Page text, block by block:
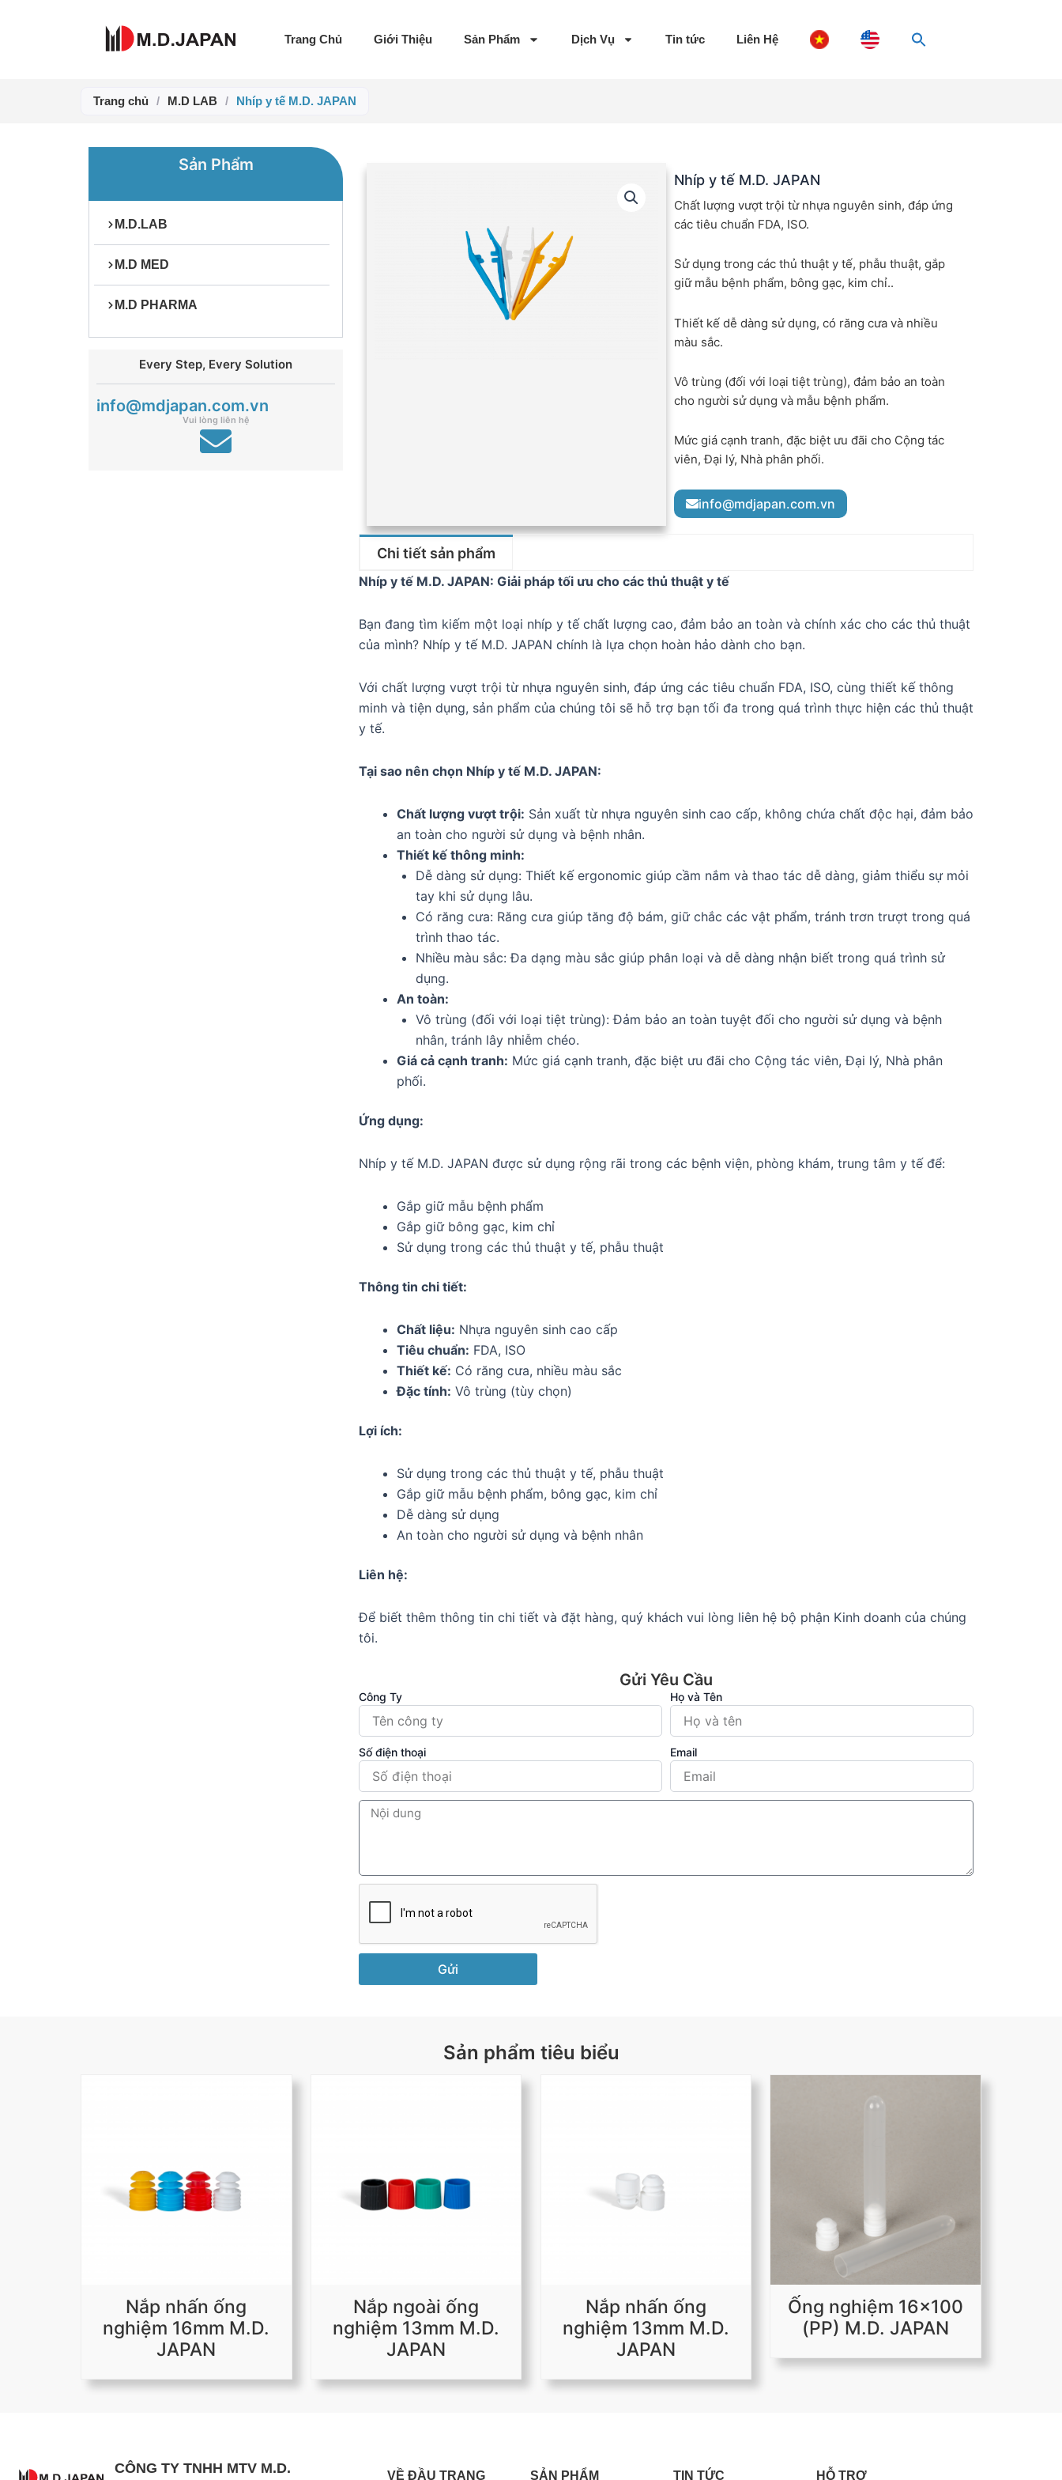
Trang Chủ Giới Thiệu Sản Phẩm Dịch Vụ Tin tức Liên Hệ
Trang chủ / M.D LAB / Nhíp y tế M.D. JAPAN
Sản Phẩm
M.D.LAB
M.D MED
M.D PHARMA
Every Step, Every Solution
info@mdjapan.com.vn
Vui lòng liên hệ
Nhíp y tế M.D. JAPAN
Chất lượng vượt trội từ nhựa nguyên sinh, đáp ứng
các tiêu chuẩn FDA, ISO.
Sử dụng trong các thủ thuật y tế, phẫu thuật, gắp
giữ mẫu bệnh phẩm, bông gạc, kim chỉ..
Thiết kế dễ dàng sử dụng, có răng cưa và nhiều
màu sắc.
Vô trùng (đối với loại tiệt trùng), đảm bảo an toàn
cho người sử dụng và mẫu bệnh phẩm.
Mức giá cạnh tranh, đặc biệt ưu đãi cho Cộng tác
viên, Đại lý, Nhà phân phối.
info@mdjapan.com.vn
Chi tiết sản phẩm
Nhíp y tế M.D. JAPAN: Giải pháp tối ưu cho các thủ thuật y tế
Bạn đang tìm kiếm một loại nhíp y tế chất lượng cao, đảm bảo an toàn và chính xác cho các thủ thuật
của mình? Nhíp y tế M.D. JAPAN chính là lựa chọn hoàn hảo dành cho bạn.
Với chất lượng vượt trội từ nhựa nguyên sinh, đáp ứng các tiêu chuẩn FDA, ISO, cùng thiết kế thông
minh và tiện dụng, sản phẩm của chúng tôi sẽ hỗ trợ bạn tối đa trong quá trình thực hiện các thủ thuật
y tế.
Tại sao nên chọn Nhíp y tế M.D. JAPAN:
Chất lượng vượt trội: Sản xuất từ nhựa nguyên sinh cao cấp, không chứa chất độc hại, đảm bảo
an toàn cho người sử dụng và bệnh nhân.
Thiết kế thông minh:
Dễ dàng sử dụng: Thiết kế ergonomic giúp cầm nắm và thao tác dễ dàng, giảm thiểu sự mỏi
tay khi sử dụng lâu.
Có răng cưa: Răng cưa giúp tăng độ bám, giữ chắc các vật phẩm, tránh trơn trượt trong quá
trình thao tác.
Nhiều màu sắc: Đa dạng màu sắc giúp phân loại và dễ dàng nhận biết trong quá trình sử
dụng.
An toàn:
Vô trùng (đối với loại tiệt trùng): Đảm bảo an toàn tuyệt đối cho người sử dụng và bệnh
nhân, tránh lây nhiễm chéo.
Giá cả cạnh tranh: Mức giá cạnh tranh, đặc biệt ưu đãi cho Cộng tác viên, Đại lý, Nhà phân
phối.
Ứng dụng:
Nhíp y tế M.D. JAPAN được sử dụng rộng rãi trong các bệnh viện, phòng khám, trung tâm y tế để:
Gắp giữ mẫu bệnh phẩm
Gắp giữ bông gạc, kim chỉ
Sử dụng trong các thủ thuật y tế, phẫu thuật
Thông tin chi tiết:
Chất liệu: Nhựa nguyên sinh cao cấp
Tiêu chuẩn: FDA, ISO
Thiết kế: Có răng cưa, nhiều màu sắc
Đặc tính: Vô trùng (tùy chọn)
Lợi ích:
Sử dụng trong các thủ thuật y tế, phẫu thuật
Gắp giữ mẫu bệnh phẩm, bông gạc, kim chỉ
Dễ dàng sử dụng
An toàn cho người sử dụng và bệnh nhân
Liên hệ:
Để biết thêm thông tin chi tiết và đặt hàng, quý khách vui lòng liên hệ bộ phận Kinh doanh của chúng
tôi.
Gửi Yêu Cầu
Công Ty Họ và Tên
Số điện thoại Email
Gửi
Sản phẩm tiêu biểu
Nắp nhấn ống
nghiệm 16mm M.D.
JAPAN
Nắp ngoài ống
nghiệm 13mm M.D.
JAPAN
Nắp nhấn ống
nghiệm 13mm M.D.
JAPAN
Ống nghiệm 16x100
(PP) M.D. JAPAN
CÔNG TY TNHH MTV M.D.
VỀ ĐẦU TRANG SẢN PHẨM TIN TỨC HỖ TRỢ